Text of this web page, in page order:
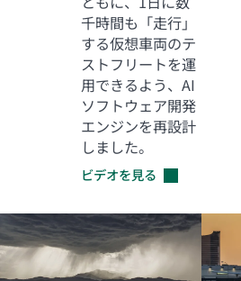
千時間も「走行」
する仮想車両のテ
ストフリートを運
用できるよう、AI
ソフトウェア開発
エンジンを再設計
しました。
ビデオを見る